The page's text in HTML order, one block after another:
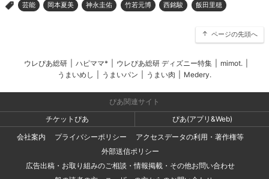
> 芸能 岡本夏美 神永圭佑 竹若元博 西銘駿 飯田里穂
ページの先頭へ
ウレぴあ総研 ハピママ* ウレぴあ総研 ディズニー特集 mimot.
うまいめし
うまいパン うまい肉 Medery.
ぴあ関連サイト
チケットぴあ
ぴあ(アプリ&Web)
会社案内
プライバシーポリシー
アクセスデータの利用・著作権等
外部送信ポリシー
広告出稿・お取り組みのご相談・情報掲載・その他お問い合わせ